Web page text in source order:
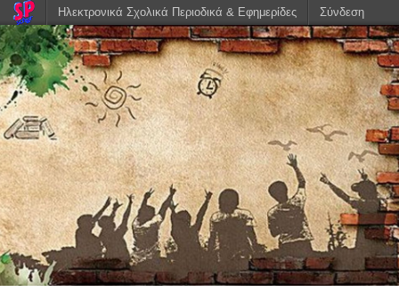
Ηλεκτρονικά Σχολικά Περιοδικά & Εφημερίδες Σύνδεση